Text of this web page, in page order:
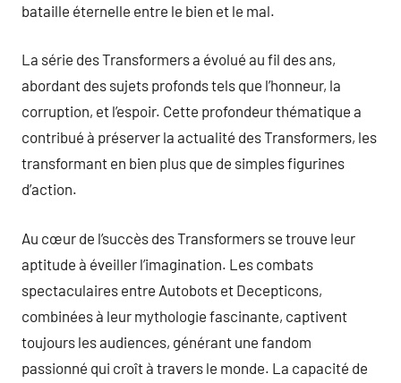
bataille éternelle entre le bien et le mal.
La série des Transformers a évolué au fil des ans,
abordant des sujets profonds tels que l’honneur, la
corruption, et l’espoir. Cette profondeur thématique a
contribué à préserver la actualité des Transformers, les
transformant en bien plus que de simples figurines
d’action.
Au cœur de l’succès des Transformers se trouve leur
aptitude à éveiller l’imagination. Les combats
spectaculaires entre Autobots et Decepticons,
combinées à leur mythologie fascinante, captivent
toujours les audiences, générant une fandom
passionné qui croît à travers le monde. La capacité de